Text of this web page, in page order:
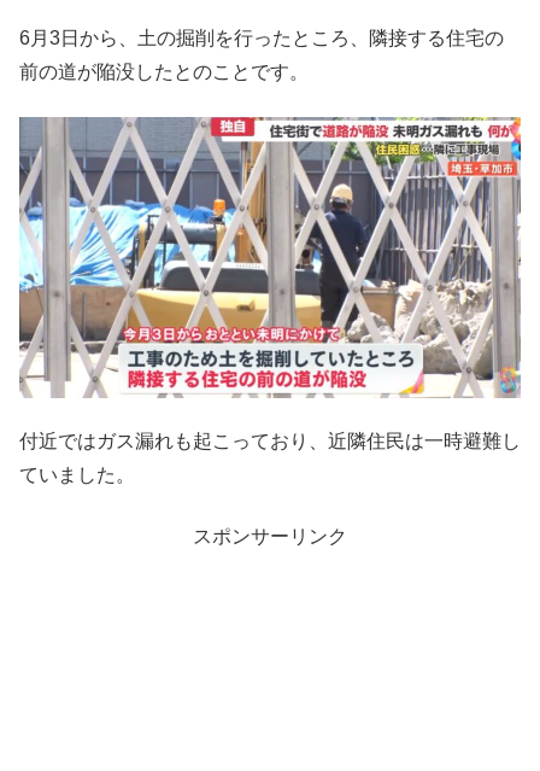
6月3日から、土の掘削を行ったところ、隣接する住宅の
前の道が陥没したとのことです。
付近ではガス漏れも起こっており、近隣住民は一時避難し
ていました。
スポンサーリンク